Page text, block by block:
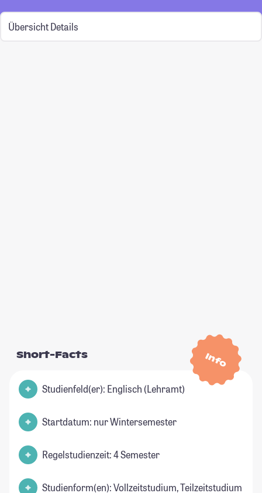
Übersicht Details
Info
Short-Facts
Studienfeld(er): Englisch (Lehramt)
Startdatum: nur Wintersemester
Regelstudienzeit: 4 Semester
Studienform(en): Vollzeitstudium, Teilzeitstudium